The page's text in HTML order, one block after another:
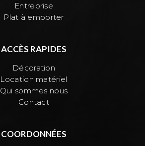
Entreprise
Plat à emporter
ACCÈS RAPIDES
Décoration
Location matériel
Qui sommes nous
Contact
COORDONNÉES